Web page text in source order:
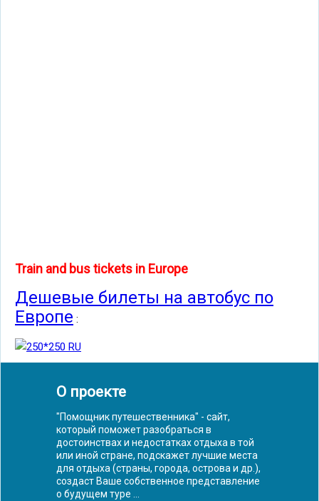
Train and bus tickets in Europe
Дешевые билеты на автобус по
Европе :
О проекте
"Помощник путешественника" - сайт,
который поможет разобраться в
достоинствах и недостатках отдыха в той
или иной стране, подскажет лучшие места
для отдыха (страны, города, острова и др.),
создаст Ваше собственное представление
о будущем туре ...